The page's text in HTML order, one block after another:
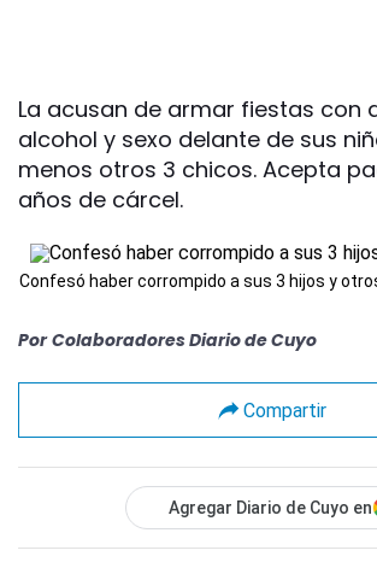
La acusan de armar fiestas con
alcohol y sexo delante de sus
menos otros 3 chicos. Acepta
años de cárcel.
Confesó haber corrompido a sus 3 hijos y
Por Colaboradores Diario de Cuyo
Compartir
Agregar Diario de Cuyo en